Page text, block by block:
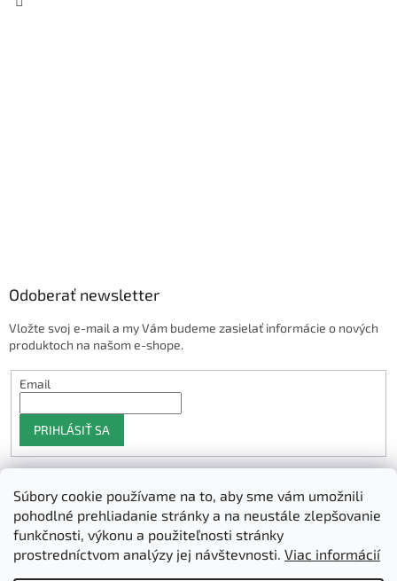
Súbory cookie používame na to, aby sme vám umožnili
pohodlné prehliadanie stránky a na neustále zlepšovanie
funkčnosti, výkonu a použiteľnosti stránky
prostredníctvom analýzy jej návštevnosti. Viac informácií
Odoberať newsletter
Vložte svoj e-mail a my Vám budeme zasielať informácie o nových
produktoch na našom e-shope.
Email
PRIHLÁSIŤ SA
Shoptet.sk